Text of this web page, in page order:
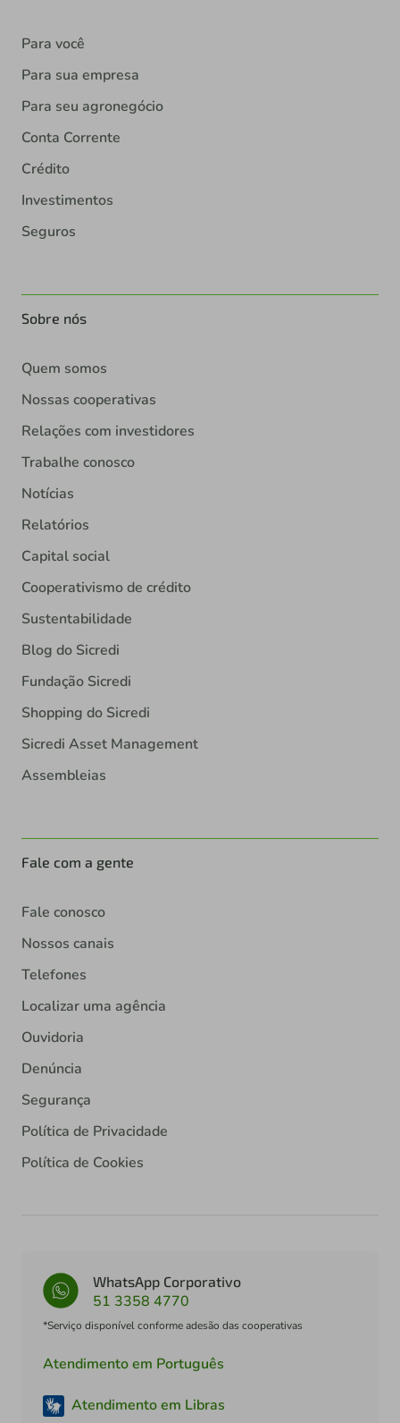
Para você
Para sua empresa
Para seu agronegócio
Conta Corrente
Crédito
Investimentos
Seguros
Sobre nós
Quem somos
Nossas cooperativas
Relações com investidores
Trabalhe conosco
Notícias
Relatórios
Capital social
Cooperativismo de crédito
Sustentabilidade
Blog do Sicredi
Fundação Sicredi
Shopping do Sicredi
Sicredi Asset Management
Assembleias
Fale com a gente
Fale conosco
Nossos canais
Telefones
Localizar uma agência
Ouvidoria
Denúncia
Segurança
Política de Privacidade
Política de Cookies
WhatsApp Corporativo
51 3358 4770
*Serviço disponível conforme adesão das cooperativas
Atendimento em Português
Atendimento em Libras